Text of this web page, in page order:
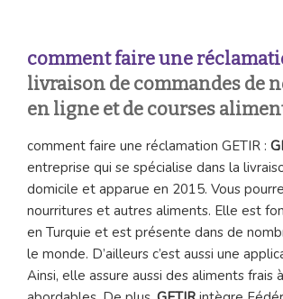
comment faire une
livraison de commandes de
en ligne et de courses
comment faire une réclamation GETIR :
entreprise qui se spécialise dans la
domicile et apparue en 2015. Vous
nourritures et autres aliments. Elle est
en Turquie et est présente dans de
le monde. D’ailleurs c’est aussi une
Ainsi, elle assure aussi des aliments frais